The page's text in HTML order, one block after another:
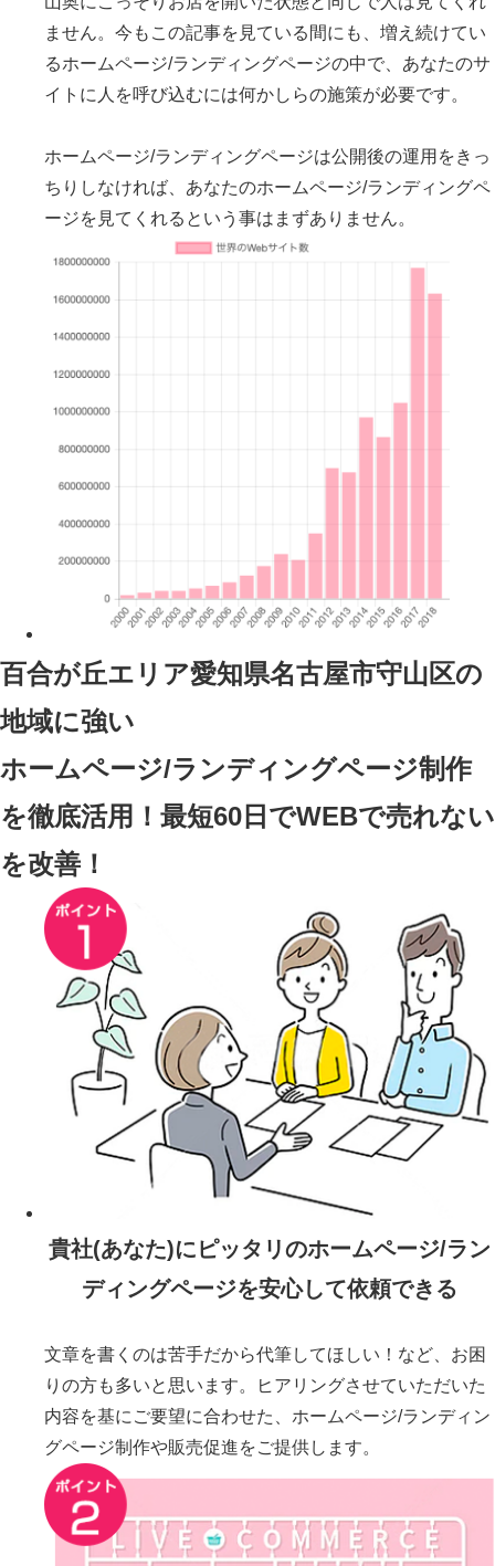
ません。今もこの記事を見ている間にも、増え続けてい
るホームページ/ランディングページの中で、あなたのサ
イトに人を呼び込むには何かしらの施策が必要です。
ホームページ/ランディングページは公開後の運用をきっ
ちりしなければ、あなたのホームページ/ランディングペ
ージを見てくれるという事はまずありません。
百合が丘エリア愛知県名古屋市守山区の
地域に強い
ホームページ/ランディングページ制作
を徹底活用！最短60日でWEBで売れない
を改善！
貴社(あなた)にピッタリのホームページ/ラン
ディングページを安心して依頼できる
文章を書くのは苦手だから代筆してほしい！など、お困
りの方も多いと思います。ヒアリングさせていただいた
内容を基にご要望に合わせた、ホームページ/ランディン
グページ制作や販売促進をご提供します。